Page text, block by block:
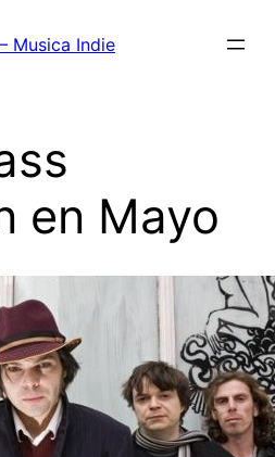
Musica Indie
en Mayo